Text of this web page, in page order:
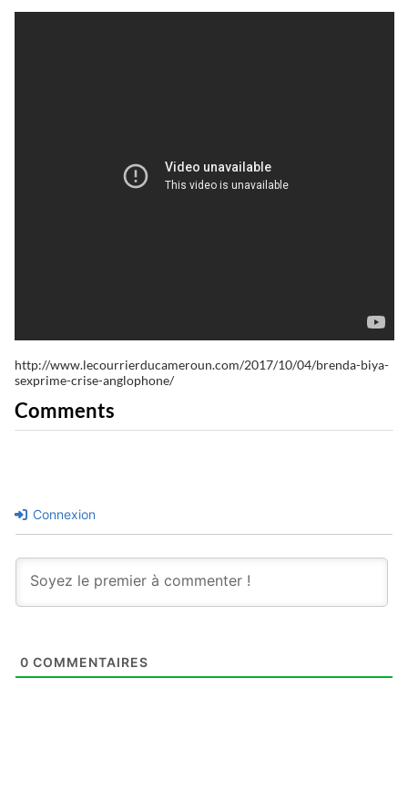
http://www.lecourrierducameroun.com/2017/10/04/brenda-biya-
sexprime-crise-anglophone/
Comments
Connexion
0 COMMENTAIRES